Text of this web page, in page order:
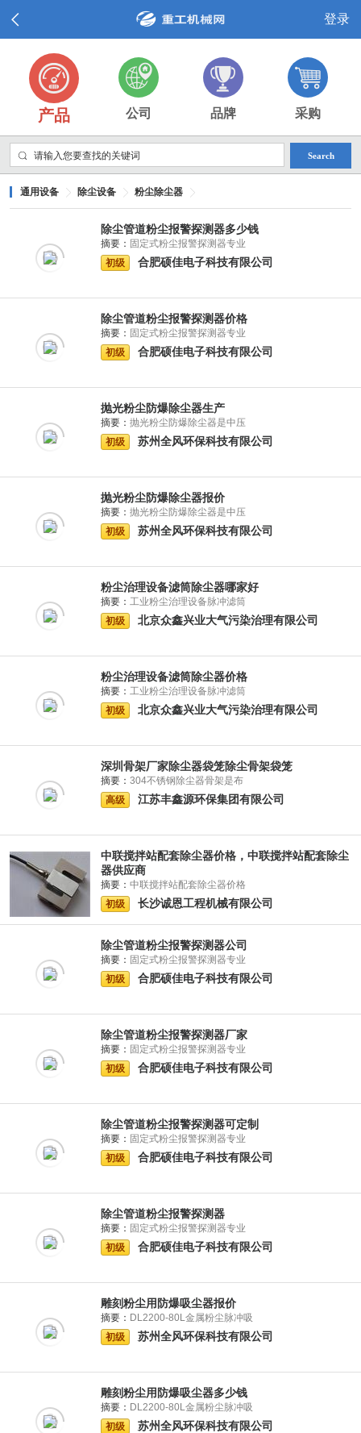
登录
产品 公司 品牌 采购
Search
通用设备 除尘设备 粉尘除尘器
除尘管道粉尘报警探测器多少钱
摘要： 固定式粉尘报警探测器专业
初级
合肥硕佳电子科技有限公司
除尘管道粉尘报警探测器价格
摘要： 固定式粉尘报警探测器专业
初级
合肥硕佳电子科技有限公司
抛光粉尘防爆除尘器生产
摘要： 抛光粉尘防爆除尘器是中压
初级
苏州全风环保科技有限公司
抛光粉尘防爆除尘器报价
摘要： 抛光粉尘防爆除尘器是中压
初级
苏州全风环保科技有限公司
粉尘治理设备滤筒除尘器哪家好
摘要： 工业粉尘治理设备脉冲滤筒
初级
北京众鑫兴业大气污染治理有限公司
粉尘治理设备滤筒除尘器价格
摘要： 工业粉尘治理设备脉冲滤筒
初级
北京众鑫兴业大气污染治理有限公司
深圳骨架厂家除尘器袋笼除尘骨架袋笼
摘要： 304不锈钢除尘器骨架是布
高级
江苏丰鑫源环保集团有限公司
中联搅拌站配套除尘器价格，中联搅拌站配套除尘
器供应商
摘要： 中联搅拌站配套除尘器价格
初级
长沙诚恩工程机械有限公司
除尘管道粉尘报警探测器公司
摘要： 固定式粉尘报警探测器专业
初级
合肥硕佳电子科技有限公司
除尘管道粉尘报警探测器厂家
摘要： 固定式粉尘报警探测器专业
初级
合肥硕佳电子科技有限公司
除尘管道粉尘报警探测器可定制
摘要： 固定式粉尘报警探测器专业
初级
合肥硕佳电子科技有限公司
除尘管道粉尘报警探测器
摘要： 固定式粉尘报警探测器专业
初级
合肥硕佳电子科技有限公司
雕刻粉尘用防爆吸尘器报价
摘要： DL2200-80L金属粉尘脉冲吸
初级
苏州全风环保科技有限公司
雕刻粉尘用防爆吸尘器多少钱
摘要： DL2200-80L金属粉尘脉冲吸
初级
苏州全风环保科技有限公司